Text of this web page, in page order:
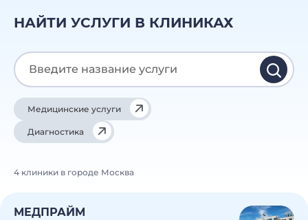
НАЙТИ УСЛУГИ В КЛИНИКАХ
Медицинские услуги
Диагностика
4 клиники в городе Москва
МЕДПРАЙМ